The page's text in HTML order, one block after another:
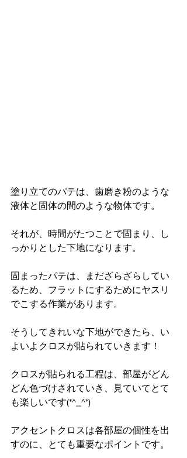
塗り立てのパテは、歯磨き粉のような
液体と固体の間のような物体です。
それが、時間がたつことで固まり、し
っかりとした下地になります。
固まったパテは、まだざらざらしてい
るため、フラットにするためにヤスリ
でこする作業があります。
そうしてきれいな下地ができたら、い
よいよクロスが貼られていきます！
クロスが貼られる工程は、部屋がどん
どん色づけされていき、見ていてとて
も楽しいです(*^_^*)
アクセントクロスは各部屋の個性を出
すのに、とても重要なポイントです。